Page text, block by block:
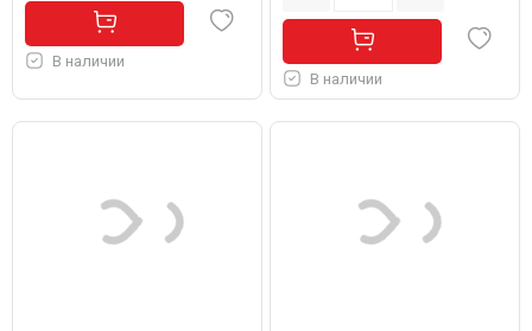
В наличии
В наличии